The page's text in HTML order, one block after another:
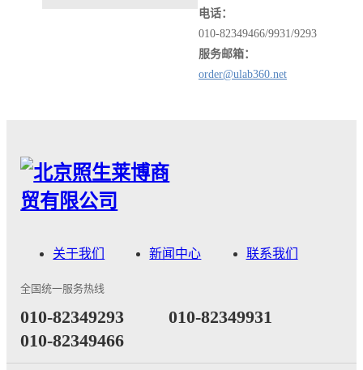
电话：
010-82349466/9931/9293
服务邮箱：
order@ulab360.net
关于我们 新闻中心 联系我们
全国统一服务热线
​010-82349293
010-82349931
010-82349466